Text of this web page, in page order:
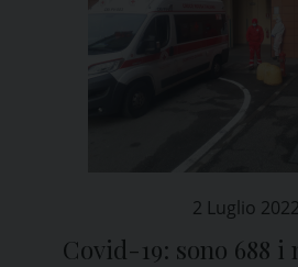
2 Luglio 2022
Covid-19: sono 688 i